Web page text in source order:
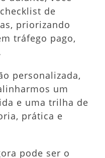
de
priorizando
tráfego pago,
personalizada,
um
e uma trilha de
prática e
pode ser o